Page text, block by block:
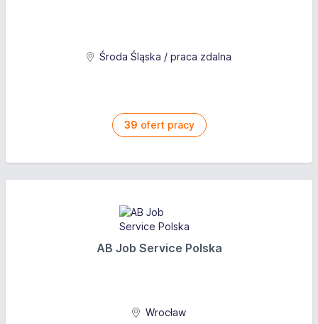
Środa Śląska / praca zdalna
39 ofert pracy
AB Job Service Polska
Wrocław